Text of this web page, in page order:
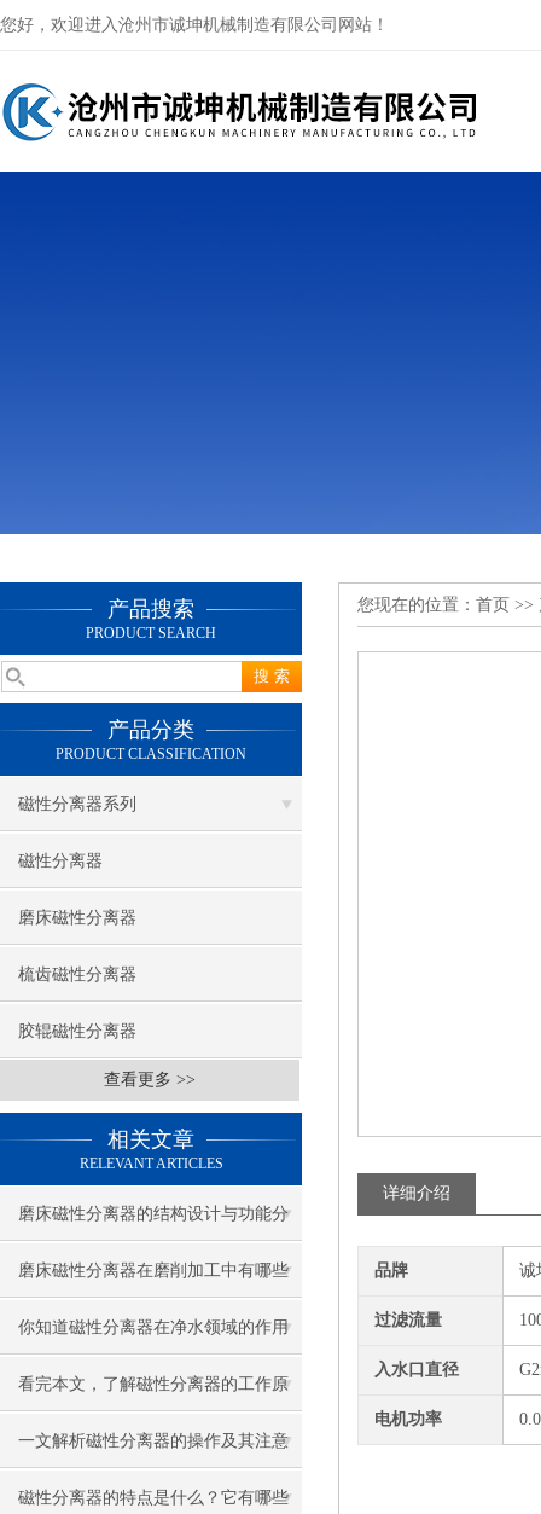
您好，欢迎进入沧州市诚坤机械制造有限公司网站！
产品搜索
PRODUCT SEARCH
产品分类
PRODUCT CLASSIFICATION
磁性分离器系列
磁性分离器
磨床磁性分离器
梳齿磁性分离器
胶辊磁性分离器
查看更多 >>
相关文章
RELEVANT ARTICLES
磨床磁性分离器的结构设计与功能分
析
磨床磁性分离器在磨削加工中有哪些
重要作用？
你知道磁性分离器在净水领域的作用
吗？
看完本文，了解磁性分离器的工作原
理
一文解析磁性分离器的操作及其注意
事项
磁性分离器的特点是什么？它有哪些
您现在的位置： 首页 >>
详细介绍
品牌 诚
过滤流量
入水口直径
电机功率